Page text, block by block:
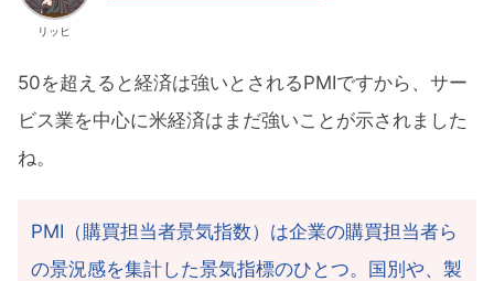
リッヒ
50を超えると経済は強いとされるPMIですから、サー
ビス業を中心に米経済はまだ強いことが示されました
ね。
PMI（購買担当者景気指数）は企業の購買担当者ら
の景況感を集計した景気指標のひとつ。国別や、製